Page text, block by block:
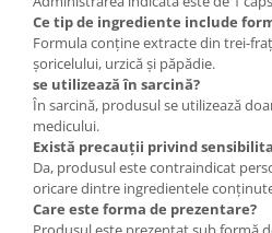
Ce tip de ingrediente include
Formula conține extracte din trei-
șoricelului, urzică și păpădie.
se utilizează în sarcină?
În sarcină, produsul se utilizează
medicului.
Există precauții privind
Da, produsul este contraindicat
oricare dintre ingredientele
Care este forma de prezentare?